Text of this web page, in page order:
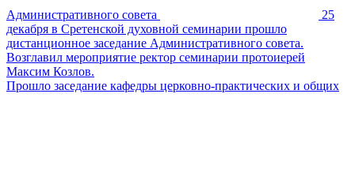
Административного совета
25
декабря в Сретенской духовной семинарии прошло
дистанционное заседание Административного совета.
Возглавил мероприятие ректор семинарии протоиерей
Максим Козлов.
Прошло заседание кафедры церковно-практических и общих